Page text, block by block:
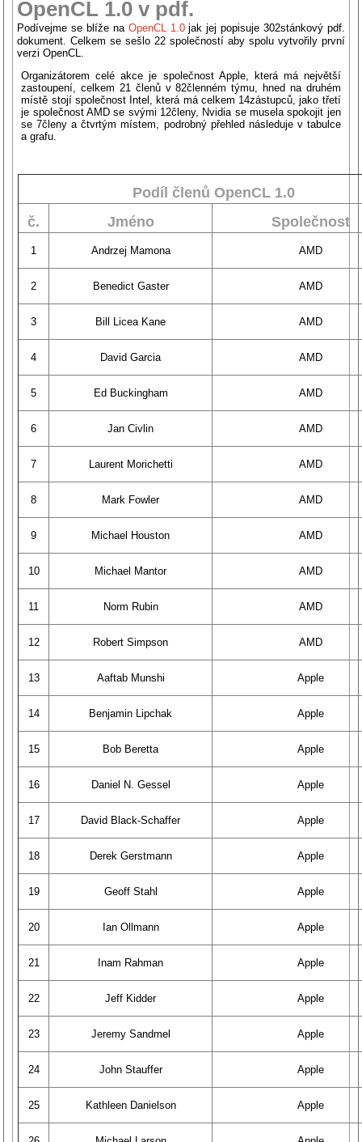
OpenCL 1.0 v pdf.
Podívejme se blíže na OpenCL 1.0jak jej popisuje 302stánkový pdf.
dokument. Celkem se sešlo 22 společností aby spolu vytvořily první
verzi OpenCL.
Organizátorem celé akce je společnost Apple, která má největší
zastoupení, celkem 21 členů v 82členném týmu, hned na druhém
místě stojí společnost Intel, která má celkem 14zástupců, jako třetí
je společnost AMD se svými 12členy, Nvidia se musela spokojit jen
se 7členy a čtvrtým místem, podrobný přehled následuje v tabulce
a grafu.
Podíl členů OpenCL 1.0
č.
Jméno Společnost
1 Andrzej Mamona AMD
2 Benedict Gaster AMD
3 Bill Licea Kane AMD
4 David Garcia AMD
5 Ed Buckingham AMD
6 Jan Civlin AMD
7 Laurent Morichetti AMD
8 Mark Fowler AMD
9 Michael Houston AMD
10 Michael Mantor AMD
11 Norm Rubin AMD
12 Robert Simpson AMD
13 Aaftab Munshi Apple
14 Benjamin Lipchak Apple
15 Bob Beretta Apple
16 Daniel N. Gessel Apple
17 David Black-Schaffer Apple
18 Derek Gerstmann Apple
19 Geoff Stahl Apple
20 Ian Ollmann Apple
21 Inam Rahman Apple
22 Jeff Kidder Apple
23 Jeremy Sandmel Apple
24 John Stauffer Apple
25 Kathleen Danielson Apple